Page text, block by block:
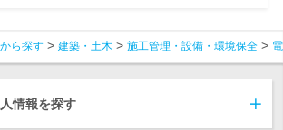
ら探す 建築・土木 施工管理・設備・環境保全
情報を探す